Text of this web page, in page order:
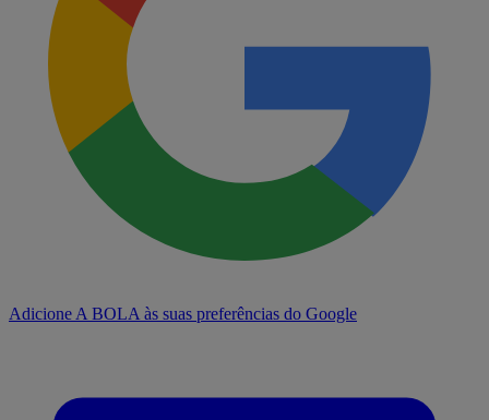
Adicione A BOLA às suas preferências do Google